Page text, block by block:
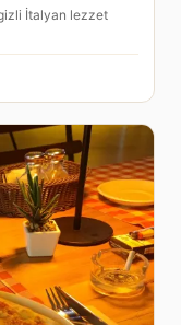
İtalyan lezzet